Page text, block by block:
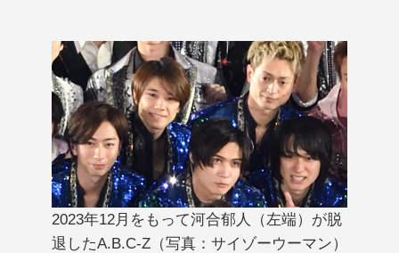
2023年12月をもって河合郁人（左端）が脱
退したA.B.C-Z（写真：サイゾーウーマン）